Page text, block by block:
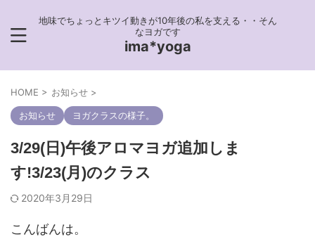
地味でちょっとキツイ動きが10年後の私を支える・・そん
なヨガです
ima*yoga
HOME > お知らせ >
お知らせ ヨガクラスの様子。
3/29(日)午後アロマヨガ追加しま
す!3/23(月)のクラス
2020年3月29日
こんばんは。